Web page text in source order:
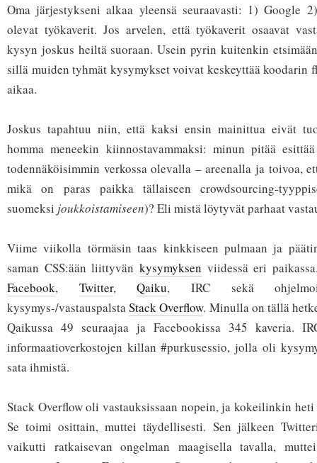
Oma järjestykseni alkaa yleensä seuraavasti: 1) Google 2)
olevat työkaverit. Jos arvelen, että työkaverit osaavat
kysyn joskus heiltä suoraan. Usein pyrin kuitenkin
sillä muiden tyhmät kysymykset voivat keskeyttää koodarin
aikaa.
Joskus tapahtuu niin, että kaksi ensin mainittua eivät
homma meneekin kiinnostavammaksi: minun pitää
todennäköisimmin verkossa olevalla – areenalla ja toivoa,
mikä on paras paikka tällaiseen crowdsourcing-
suomeksi joukkoistamiseen)? Eli mistä löytyvät parhaat
Viime viikolla törmäsin taas kinkkiseen pulmaan ja
saman CSS:ään liittyvän kysymyksen viidessä eri
Facebook, Twitter,Qaiku, IRC sekä
kysymys-/vastauspalstaStack Overflow. Minulla on tällä
Qaikussa 49 seuraajaa ja Facebookissa 345 kaveria.
informaatioverkostojen killan #purkusessio, jolla oli
sata ihmistä.
Stack Overflow oli vastauksissaan nopein, ja kokeilinkin
Se toimi osittain, muttei täydellisesti. Sen jälkeen
vaikutti ratkaisevan ongelman maagisella tavalla,